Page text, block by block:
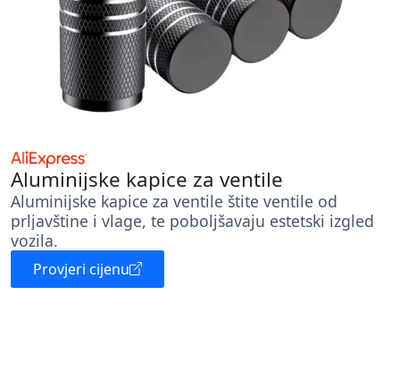
Aluminijske kapice za ventile
Aluminijske kapice za ventile štite ventile od
prljavštine i vlage, te poboljšavaju estetski izgled
vozila.
Provjeri cijenu